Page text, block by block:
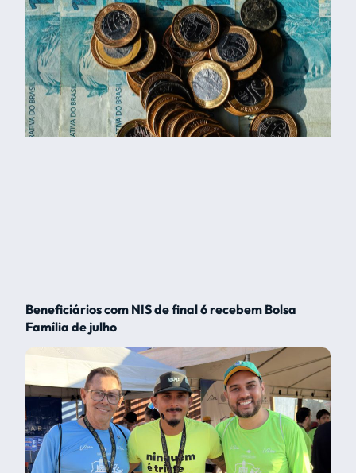
Beneficiários com NIS de final 6 recebem Bolsa
Família de julho